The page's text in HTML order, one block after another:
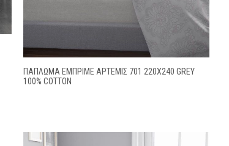
ΠΆΠΛΩΜΑ ΕΜΠΡΙΜΈ ΆΡΤΕΜΙΣ 701 220X240 GREY
100% COTTON